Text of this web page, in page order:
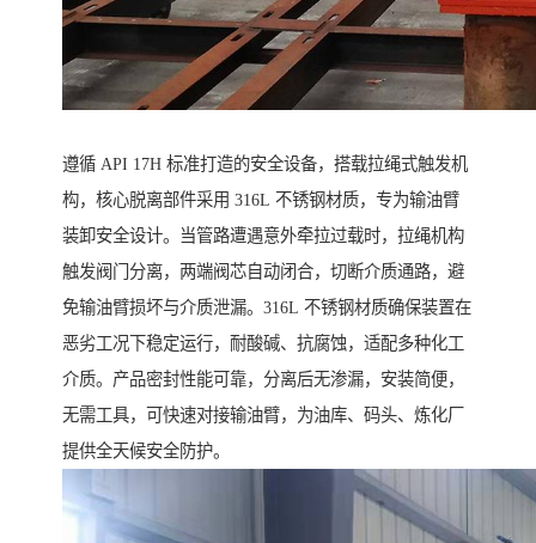
遵循 API 17H 标准打造的安全设备，搭载拉绳式触发机
构，核心脱离部件采用 316L 不锈钢材质，专为输油臂
装卸安全设计。当管路遭遇意外牵拉过载时，拉绳机构
触发阀门分离，两端阀芯自动闭合，切断介质通路，避
免输油臂损坏与介质泄漏。316L 不锈钢材质确保装置在
恶劣工况下稳定运行，耐酸碱、抗腐蚀，适配多种化工
介质。产品密封性能可靠，分离后无渗漏，安装简便，
无需工具，可快速对接输油臂，为油库、码头、炼化厂
提供全天候安全防护。